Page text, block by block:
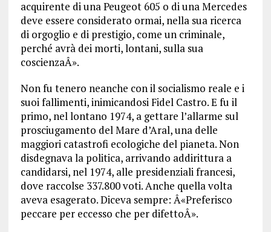
acquirente di una Peugeot 605 o di una Mercedes
deve essere considerato ormai, nella sua ricerca
di orgoglio e di prestigio, come un criminale,
perché avrà dei morti, lontani, sulla sua
coscienzaÂ».
Non fu tenero neanche con il socialismo reale e i
suoi fallimenti, inimicandosi Fidel Castro. E fu il
primo, nel lontano 1974, a gettare l’allarme sul
prosciugamento del Mare d’Aral, una delle
maggiori catastrofi ecologiche del pianeta. Non
disdegnava la politica, arrivando addirittura a
candidarsi, nel 1974, alle presidenziali francesi,
dove raccolse 337.800 voti. Anche quella volta
aveva esagerato. Diceva sempre: Â«Preferisco
peccare per eccesso che per difettoÂ».